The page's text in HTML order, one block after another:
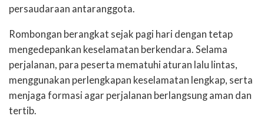
persaudaraan antaranggota.
Rombongan berangkat sejak pagi hari dengan tetap
mengedepankan keselamatan berkendara. Selama
perjalanan, para peserta mematuhi aturan lalu lintas,
menggunakan perlengkapan keselamatan lengkap, serta
menjaga formasi agar perjalanan berlangsung aman dan
tertib.